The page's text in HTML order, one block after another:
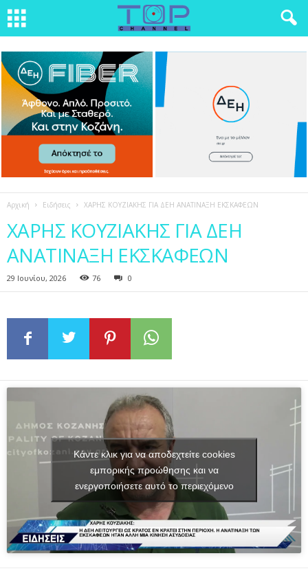
Αρχική Ειδήσεις ΧΑΡΗΣ ΚΟΥΖΙΑΚΗΣ ΓΙΑ ΔΕΗ ΑΝΑΤΙΝΑΞΗ ΕΚΣΚΑΦΕΩΝ
ΧΑΡΗΣ ΚΟΥΖΙΑΚΗΣ ΓΙΑ ΔΕΗ
ΑΝΑΤΙΝΑΞΗ ΕΚΣΚΑΦΕΩΝ
29 Ιουνίου, 2026 76 0
Κάντε κλικ για να αποδεχτείτε cookies
εμπορικής προώθησης και να
ενεργοποιήσετε αυτό το περιεχόμενο